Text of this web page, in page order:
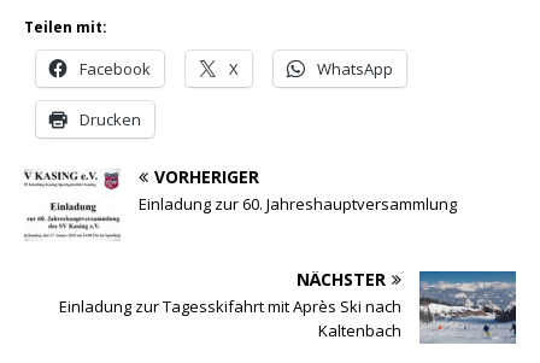
Teilen mit:
Facebook X WhatsApp
Drucken
VORHERIGER
Einladung zur 60. Jahreshauptversammlung
NÄCHSTER
Einladung zur Tagesskifahrt mit Après Ski nach
Kaltenbach